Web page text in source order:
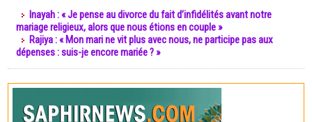
Inayah : « Je pense au divorce du fait d’infidélités avant notre
mariage religieux, alors que nous étions en couple »
Rajiya : « Mon mari ne vit plus avec nous, ne participe pas aux
dépenses : suis-je encore mariée ? »